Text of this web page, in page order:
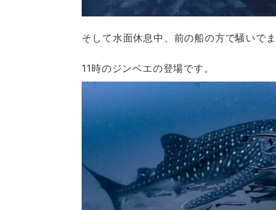
そして水面休息中、前の船の方で騒いで
11時のジンベエの登場です。